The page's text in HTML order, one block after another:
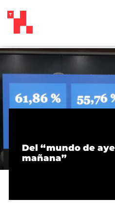
Del “mundo de
mañana”